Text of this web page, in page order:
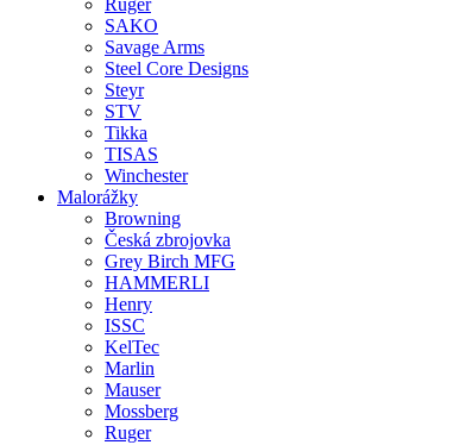
Ruger
SAKO
Savage Arms
Steel Core Designs
Steyr
STV
Tikka
TISAS
Winchester
Malorážky
Browning
Česká zbrojovka
Grey Birch MFG
HAMMERLI
Henry
ISSC
KelTec
Marlin
Mauser
Mossberg
Ruger